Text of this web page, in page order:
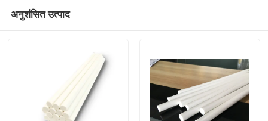
अनुशंसित उत्पाद